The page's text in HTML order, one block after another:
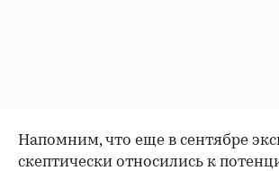
Напомним, что еще в сентябре
скептически относились к